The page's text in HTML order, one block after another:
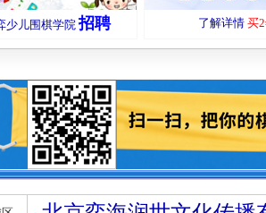
少儿围棋学院 招聘 了解详情 买